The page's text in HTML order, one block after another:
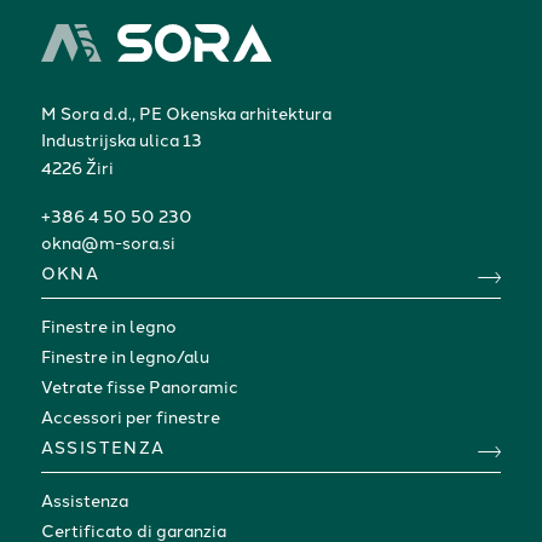
M Sora d.d., PE Okenska arhitektura
Industrijska ulica 13
4226 Žiri
+386 4 50 50 230
okna@m-sora.si
OKNA
Finestre in legno
Finestre in legno/alu
Vetrate fisse Panoramic
Accessori per finestre
ASSISTENZA
Assistenza
Certificato di garanzia